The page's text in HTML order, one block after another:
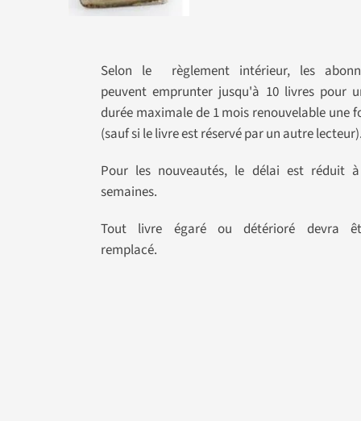
Selon le règlement intérieur, les
peuvent emprunter jusqu'à 10 livres pour
durée maximale de 1 mois renouvelable une
(sauf si le livre est réservé par un autre
Pour les nouveautés, le délai est réduit
semaines.
Tout livre égaré ou détérioré devra
remplacé.